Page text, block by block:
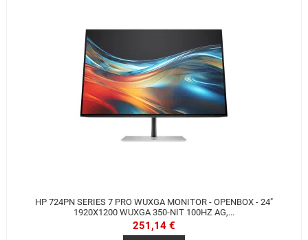
HP 724PN SERIES 7 PRO WUXGA MONITOR - OPENBOX - 24"
1920X1200 WUXGA 350-NIT 100HZ AG,...
251,14 €